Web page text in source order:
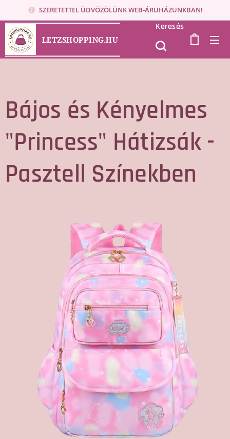
SZERETETTEL ÜDVÖZÖLÜNK WEB-ÁRUHÁZUNKBAN!
LETZSHOPPING.HU
Keresés
Bájos és Kényelmes
"Princess" Hátizsák -
Pasztell Színekben